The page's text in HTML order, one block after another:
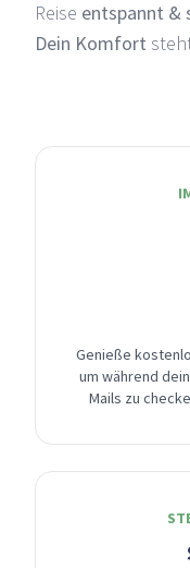
Reise entspannt &
Dein Komfort
Genieße
um während
Mails zu